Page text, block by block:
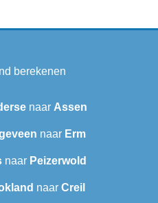
berekenen
naar Assen
naar Erm
naar Peizerwold
naar Creil